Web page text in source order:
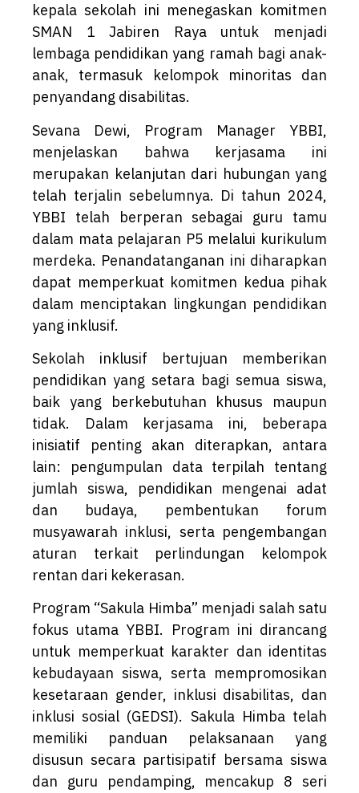
kepala sekolah ini menegaskan komitmen
SMAN 1 Jabiren Raya untuk menjadi
lembaga pendidikan yang ramah bagi anak-
anak, termasuk kelompok minoritas dan
penyandang disabilitas.
Sevana Dewi, Program Manager YBBI,
menjelaskan bahwa kerjasama ini
merupakan kelanjutan dari hubungan yang
telah terjalin sebelumnya. Di tahun 2024,
YBBI telah berperan sebagai guru tamu
dalam mata pelajaran P5 melalui kurikulum
merdeka. Penandatanganan ini diharapkan
dapat memperkuat komitmen kedua pihak
dalam menciptakan lingkungan pendidikan
yang inklusif.
Sekolah inklusif bertujuan memberikan
pendidikan yang setara bagi semua siswa,
baik yang berkebutuhan khusus maupun
tidak. Dalam kerjasama ini, beberapa
inisiatif penting akan diterapkan, antara
lain: pengumpulan data terpilah tentang
jumlah siswa, pendidikan mengenai adat
dan budaya, pembentukan forum
musyawarah inklusi, serta pengembangan
aturan terkait perlindungan kelompok
rentan dari kekerasan.
Program “Sakula Himba” menjadi salah satu
fokus utama YBBI. Program ini dirancang
untuk memperkuat karakter dan identitas
kebudayaan siswa, serta mempromosikan
kesetaraan gender, inklusi disabilitas, dan
inklusi sosial (GEDSI). Sakula Himba telah
memiliki panduan pelaksanaan yang
disusun secara partisipatif bersama siswa
dan guru pendamping, mencakup 8 seri